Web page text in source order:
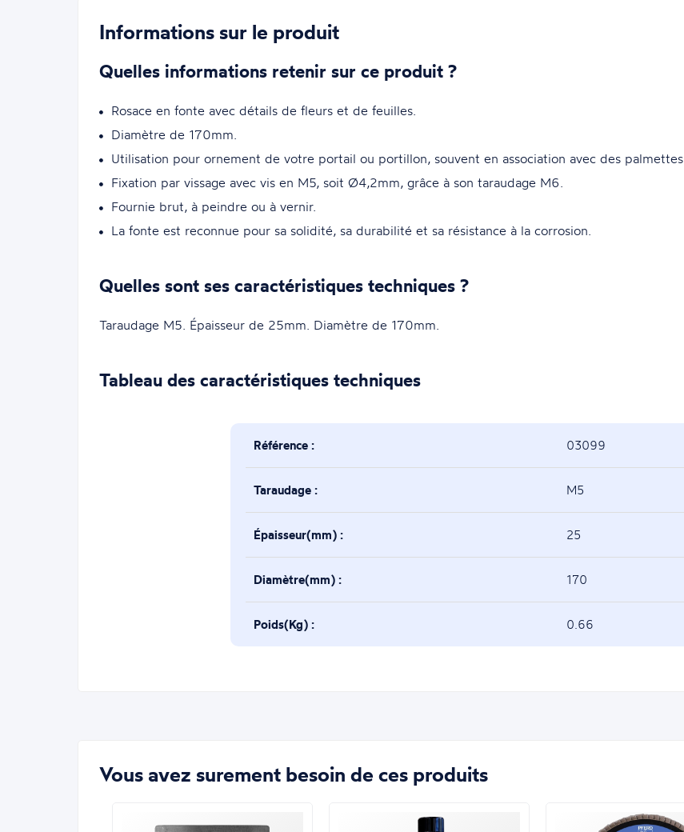
Informations sur le produit
Quelles informations retenir sur ce produit ?
Rosace en fonte avec détails de fleurs et de feuilles.
Diamètre de 170mm.
Utilisation pour ornement de votre portail ou portillon, souvent en association avec des palmettes.
Fixation par vissage avec vis en M5, soit Ø4,2mm, grâce à son taraudage M6.
Fournie brut, à peindre ou à vernir.
La fonte est reconnue pour sa solidité, sa durabilité et sa résistance à la corrosion.
Quelles sont ses caractéristiques techniques ?
Taraudage M5. Épaisseur de 25mm. Diamètre de 170mm.
Tableau des caractéristiques techniques
Référence : 03099
Taraudage : M5
Épaisseur(mm) : 25
Diamètre(mm) : 170
Poids(Kg) : 0.66
Vous avez surement besoin de ces produits